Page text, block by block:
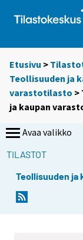
Etusivu >
Teollisuuden ja
varastotilasto >
ja kaupan
Avaa valikko
TILASTOT
Teollisuuden ja